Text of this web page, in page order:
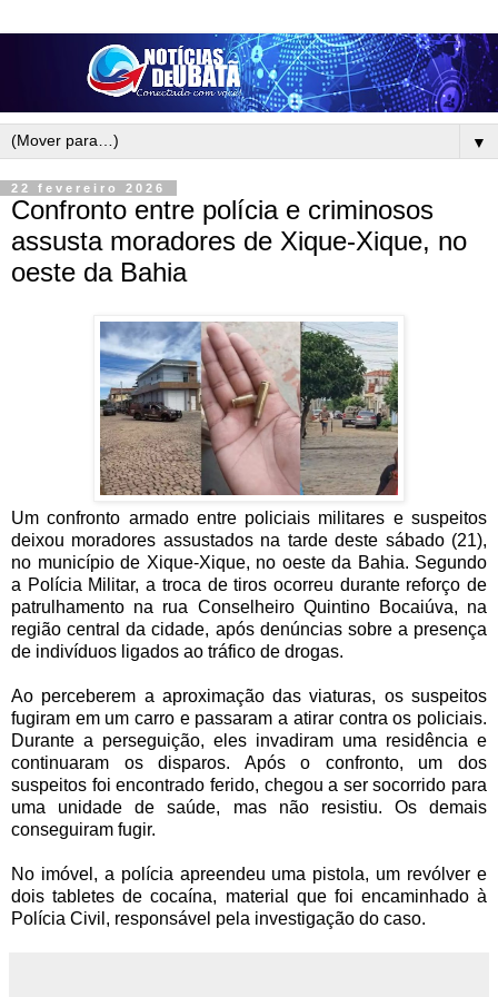
▼
22 fevereiro 2026
Confronto entre polícia e criminosos
assusta moradores de Xique-Xique, no
oeste da Bahia
Um confronto armado entre policiais militares e suspeitos
deixou moradores assustados na tarde deste sábado (21),
no município de Xique-Xique, no oeste da Bahia. Segundo
a Polícia Militar, a troca de tiros ocorreu durante reforço de
patrulhamento na rua Conselheiro Quintino Bocaiúva, na
região central da cidade, após denúncias sobre a presença
de indivíduos ligados ao tráfico de drogas.
Ao perceberem a aproximação das viaturas, os suspeitos
fugiram em um carro e passaram a atirar contra os policiais.
Durante a perseguição, eles invadiram uma residência e
continuaram os disparos. Após o confronto, um dos
suspeitos foi encontrado ferido, chegou a ser socorrido para
uma unidade de saúde, mas não resistiu. Os demais
conseguiram fugir.
No imóvel, a polícia apreendeu uma pistola, um revólver e
dois tabletes de cocaína, material que foi encaminhado à
Polícia Civil, responsável pela investigação do caso.